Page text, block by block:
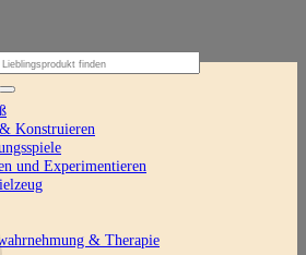
Konstruieren
und Experimentieren
& Therapie